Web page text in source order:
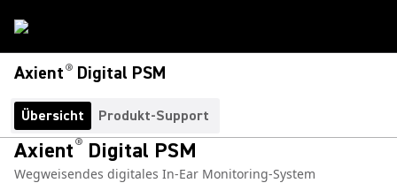
Axient® Digital PSM
Übersicht Produkt-Support
Axient® Digital PSM
Wegweisendes digitales In-Ear Monitoring-System